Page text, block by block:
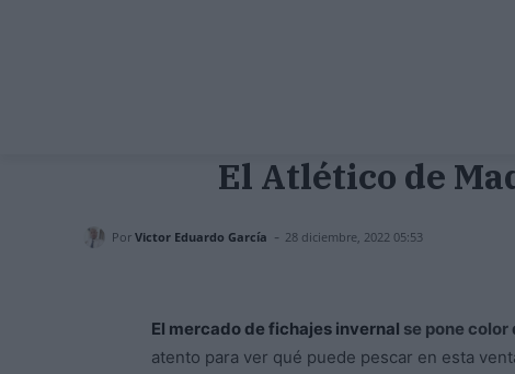
El Atlético de
Por Victor Eduardo García - 28 diciembre, 2022 05:53
El mercado de fichajes invernal se pone
atento para ver qué puede pescar en esta